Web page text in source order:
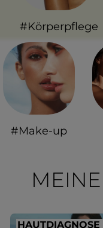
#Körperpflege
#Make-up
MEINE
HAUTDIAGNOSE